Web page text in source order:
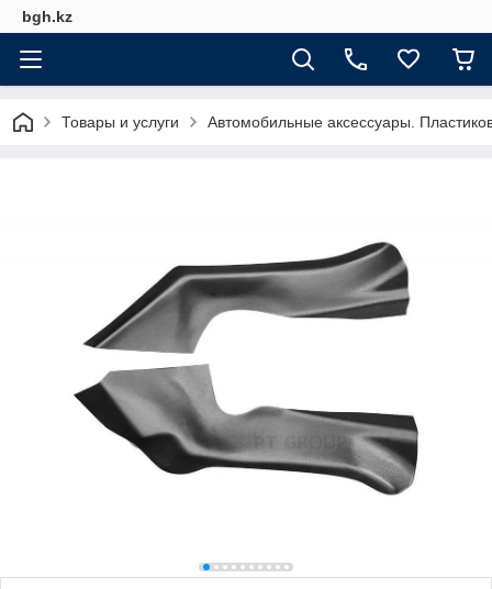
bgh.kz
Товары и услуги Автомобильные аксессуары.